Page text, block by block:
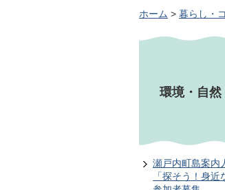
ホーム > 暮らし・
環境・自然
瀬戸内町島案内
「探そう！身近